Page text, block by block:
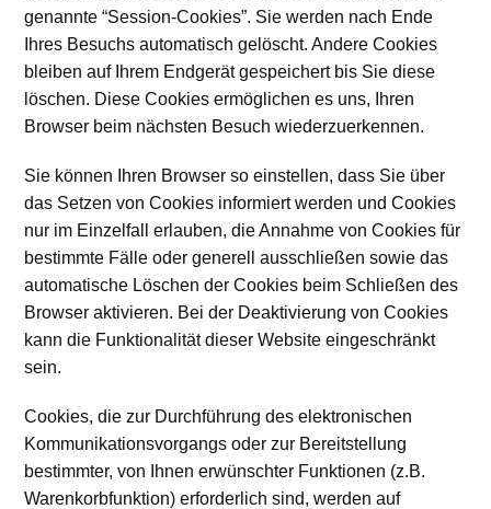
genannte “Session-Cookies”. Sie werden nach Ende
Ihres Besuchs automatisch gelöscht. Andere Cookies
bleiben auf Ihrem Endgerät gespeichert bis Sie diese
löschen. Diese Cookies ermöglichen es uns, Ihren
Browser beim nächsten Besuch wiederzuerkennen.
Sie können Ihren Browser so einstellen, dass Sie über
das Setzen von Cookies informiert werden und Cookies
nur im Einzelfall erlauben, die Annahme von Cookies für
bestimmte Fälle oder generell ausschließen sowie das
automatische Löschen der Cookies beim Schließen des
Browser aktivieren. Bei der Deaktivierung von Cookies
kann die Funktionalität dieser Website eingeschränkt
sein.
Cookies, die zur Durchführung des elektronischen
Kommunikationsvorgangs oder zur Bereitstellung
bestimmter, von Ihnen erwünschter Funktionen (z.B.
Warenkorbfunktion) erforderlich sind, werden auf